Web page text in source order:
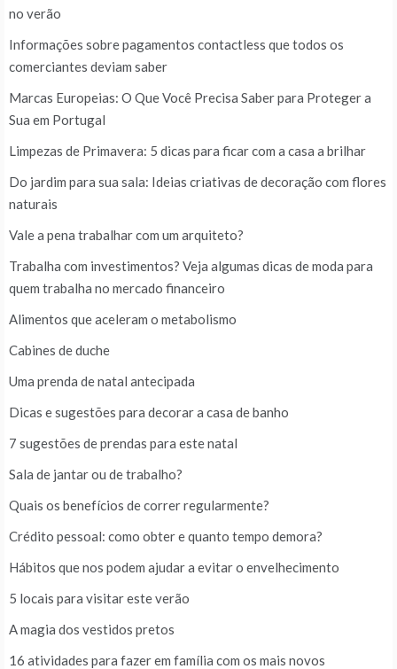
no verão
Informações sobre pagamentos contactless que todos os
comerciantes deviam saber
Marcas Europeias: O Que Você Precisa Saber para Proteger a
Sua em Portugal
Limpezas de Primavera: 5 dicas para ficar com a casa a brilhar
Do jardim para sua sala: Ideias criativas de decoração com flores
naturais
Vale a pena trabalhar com um arquiteto?
Trabalha com investimentos? Veja algumas dicas de moda para
quem trabalha no mercado financeiro
Alimentos que aceleram o metabolismo
Cabines de duche
Uma prenda de natal antecipada
Dicas e sugestões para decorar a casa de banho
7 sugestões de prendas para este natal
Sala de jantar ou de trabalho?
Quais os benefícios de correr regularmente?
Crédito pessoal: como obter e quanto tempo demora?
Hábitos que nos podem ajudar a evitar o envelhecimento
5 locais para visitar este verão
A magia dos vestidos pretos
16 atividades para fazer em família com os mais novos